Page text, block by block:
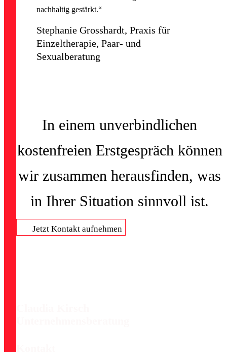
nachhaltig gestärkt.“
Stephanie Grosshardt, Praxis für
Einzeltherapie, Paar- und
Sexualberatung
In einem unverbindlichen
kostenfreien Erstgespräch können
wir zusammen herausfinden, was
in Ihrer Situation sinnvoll ist.
Jetzt Kontakt aufnehmen